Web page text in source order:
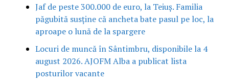
Jaf de peste 300.000 de euro, la Teiuș. Familia
păgubită susține că ancheta bate pasul pe loc, la
aproape o lună de la spargere
Locuri de muncă în Sântimbru, disponibile la 4
august 2026. AJOFM Alba a publicat lista
posturilor vacante